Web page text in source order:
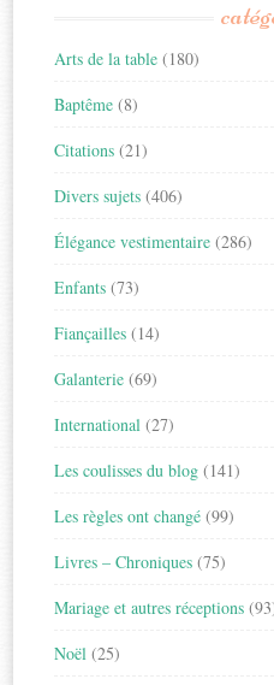
Arts de la table (180)
Baptême (8)
Citations (21)
Divers sujets (406)
Élégance vestimentaire (286)
Enfants (73)
Fiançailles (14)
Galanterie (69)
International (27)
Les coulisses du blog (141)
Les règles ont changé (99)
Livres – Chroniques (75)
Mariage et autres réceptions
Noël (25)